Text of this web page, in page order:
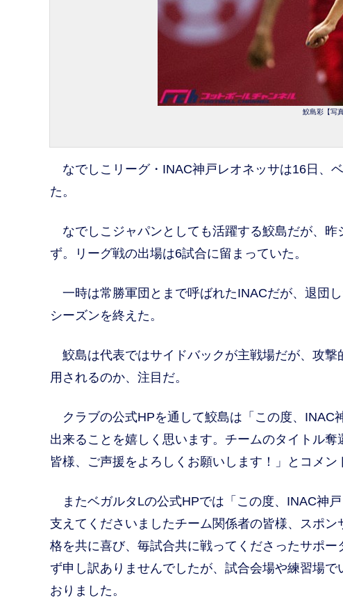
鮫島彩【写
なでしこリーグ・INAC神戸レオネッサは16日、
た。
なでしこジャパンとしても活躍する鮫島だが、昨
ず。リーグ戦の出場は6試合に留まっていた。
一時は常勝軍団とまで呼ばれたINACだが、退団
シーズンを終えた。
鮫島は代表ではサイドバックが主戦場だが、攻撃
用されるのか、注目だ。
クラブの公式HPを通して鮫島は「この度、INAC
出来ることを嬉しく思います。チームのタイトル
皆様、ご声援をよろしくお願いします！」とコメン
またベガルタLの公式HPでは「この度、INAC神
支えてくださいましたチーム関係者の皆様、スポ
格を共に喜び、毎試合共に戦ってくださったサポ
ず申し訳ありませんでしたが、試合会場や練習場
おりました。